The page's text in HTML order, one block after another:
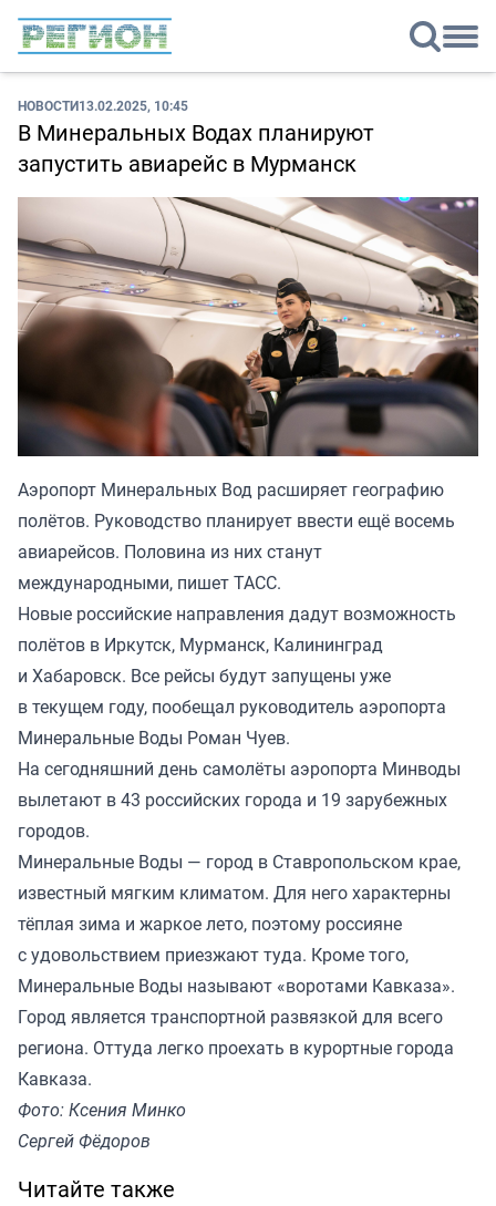
НОВОСТИ13.02.2025, 10:45
В Минеральных Водах планируют
запустить авиарейс в Мурманск
Аэропорт Минеральных Вод расширяет географию
полётов. Руководство планирует ввести ещё восемь
авиарейсов. Половина из них станут
международными, пишетТАСС.
Новые российские направления дадут возможность
полётов в Иркутск, Мурманск, Калининград
и Хабаровск. Все рейсы будут запущены уже
в текущем году, пообещал руководитель аэропорта
Минеральные Воды Роман Чуев.
На сегодняшний день самолёты аэропорта Минводы
вылетают в 43 российских города и 19 зарубежных
городов.
Минеральные Воды — город в Ставропольском крае,
известный мягким климатом. Для него характерны
тёплая зима и жаркое лето, поэтому россияне
с удовольствием приезжают туда. Кроме того,
Минеральные Воды называют «воротами Кавказа».
Город является транспортной развязкой для всего
региона. Оттуда легко проехать в курортные города
Кавказа.
Фото: Ксения Минко
Сергей Фёдоров
Читайте также